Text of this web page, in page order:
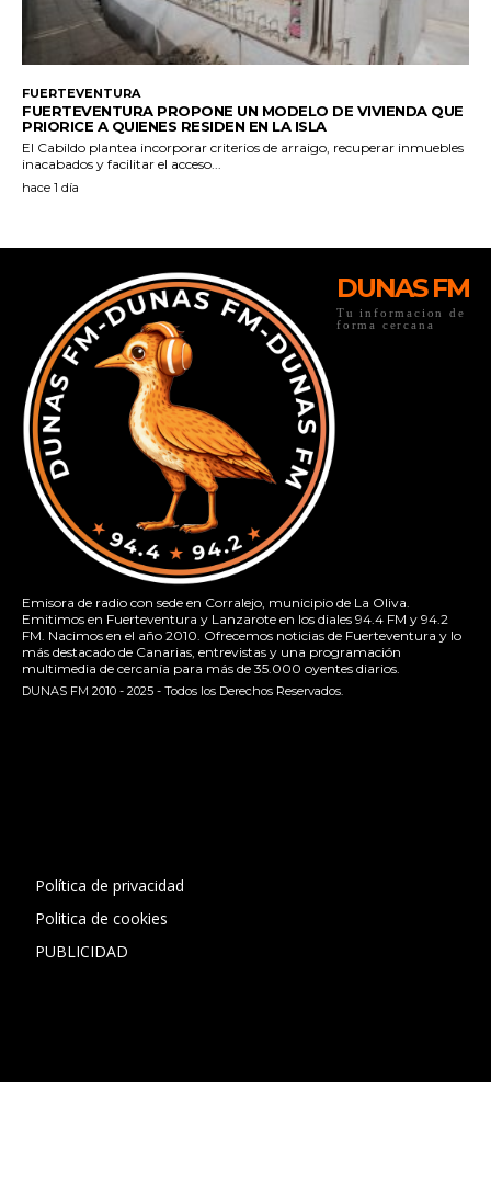
DUNAS FM
Tu informacion de
forma cercana
Emisora de radio con sede en Corralejo, municipio de La Oliva.
Emitimos en Fuerteventura y Lanzarote en los diales 94.4 FM y 94.2
FM. Nacimos en el año 2010. Ofrecemos noticias de Fuerteventura y lo
más destacado de Canarias, entrevistas y una programación
multimedia de cercanía para más de 35.000 oyentes diarios.
DUNAS FM 2010 - 2025 - Todos los Derechos Reservados.
Política de privacidad
Politica de cookies
PUBLICIDAD